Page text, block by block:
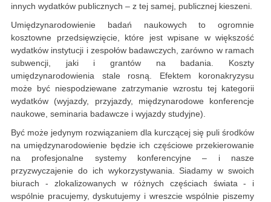
innych wydatków publicznych – z tej samej, publicznej kieszeni.
Umiędzynarodowienie badań naukowych to ogromnie
kosztowne przedsięwzięcie, które jest wpisane w większość
wydatków instytucji i zespołów badawczych, zarówno w ramach
subwencji, jaki i grantów na badania. Koszty
umiędzynarodowienia stale rosną. Efektem koronakryzysu
może być niespodziewane zatrzymanie wzrostu tej kategorii
wydatków (wyjazdy, przyjazdy, międzynarodowe konferencje
naukowe, seminaria badawcze i wyjazdy studyjne).
Być może jedynym rozwiązaniem dla kurczącej się puli środków
na umiędzynarodowienie będzie ich częściowe przekierowanie
na profesjonalne systemy konferencyjne – i nasze
przyzwyczajenie do ich wykorzystywania. Siadamy w swoich
biurach - zlokalizowanych w różnych częściach świata - i
wspólnie pracujemy, dyskutujemy i wreszcie wspólnie piszemy